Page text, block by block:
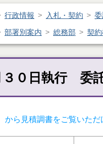
行政情報 入札・契約
部署別案内 総務部 契
３０日執行 委
から見積調書をご覧いただ